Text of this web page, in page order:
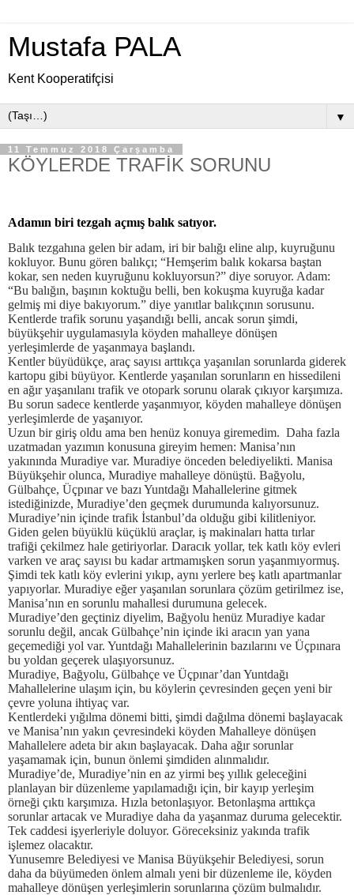
Mustafa PALA
Kent Kooperatifçisi
▼
11 Temmuz 2018 Çarşamba
KÖYLERDE TRAFİK SORUNU
Adamın biri tezgah açmış balık satıyor.
Balık tezgahına gelen bir adam, iri bir balığı eline alıp, kuyruğunu
kokluyor. Bunu gören balıkçı; “Hemşerim balık kokarsa baştan
kokar, sen neden kuyruğunu kokluyorsun?” diye soruyor. Adam:
“Bu balığın, başının koktuğu belli, ben kokuşma kuyruğa kadar
gelmiş mi diye bakıyorum.” diye yanıtlar balıkçının sorusunu.
Kentlerde trafik sorunu yaşandığı belli, ancak sorun şimdi,
büyükşehir uygulamasıyla köyden mahalleye dönüşen
yerleşimlerde de yaşanmaya başlandı.
Kentler büyüdükçe, araç sayısı arttıkça yaşanılan sorunlarda giderek
kartopu gibi büyüyor. Kentlerde yaşanılan sorunların en hissedileni
en ağır yaşanılanı trafik ve otopark sorunu olarak çıkıyor karşımıza.
Bu sorun sadece kentlerde yaşanmıyor, köyden mahalleye dönüşen
yerleşimlerde de yaşanıyor.
Uzun bir giriş oldu ama ben henüz konuya giremedim. Daha fazla
uzatmadan yazımın konusuna gireyim hemen: Manisa’nın
yakınında Muradiye var. Muradiye önceden belediyelikti. Manisa
Büyükşehir olunca, Muradiye mahalleye dönüştü. Bağyolu,
Gülbahçe, Üçpınar ve bazı Yuntdağı Mahallelerine gitmek
istediğinizde, Muradiye’den geçmek durumunda kalıyorsunuz.
Muradiye’nin içinde trafik İstanbul’da olduğu gibi kilitleniyor.
Giden gelen büyüklü küçüklü araçlar, iş makinaları hatta tırlar
trafiği çekilmez hale getiriyorlar. Daracık yollar, tek katlı köy evleri
varken ve araç sayısı bu kadar artmamışken sorun yaşanmıyormuş.
Şimdi tek katlı köy evlerini yıkıp, aynı yerlere beş katlı apartmanlar
yapıyorlar. Muradiye eğer yaşanılan sorunlara çözüm getirilmez ise,
Manisa’nın en sorunlu mahallesi durumuna gelecek.
Muradiye’den geçtiniz diyelim, Bağyolu henüz Muradiye kadar
sorunlu değil, ancak Gülbahçe’nin içinde iki aracın yan yana
geçemediği yol var. Yuntdağı Mahallelerinin bazılarını ve Üçpınara
bu yoldan geçerek ulaşıyorsunuz.
Muradiye, Bağyolu, Gülbahçe ve Üçpınar’dan Yuntdağı
Mahallelerine ulaşım için, bu köylerin çevresinden geçen yeni bir
çevre yoluna ihtiyaç var.
Kentlerdeki yığılma dönemi bitti, şimdi dağılma dönemi başlayacak
ve Manisa’nın yakın çevresindeki köyden Mahalleye dönüşen
Mahallelere adeta bir akın başlayacak. Daha ağır sorunlar
yaşamamak için, bunun önlemi şimdiden alınmalıdır.
Muradiye’de, Muradiye’nin en az yirmi beş yıllık geleceğini
planlayan bir düzenleme yapılamadığı için, bir kayıp yerleşim
örneği çıktı karşımıza. Hızla betonlaşıyor. Betonlaşma arttıkça
sorunlar artacak ve Muradiye daha da yaşanmaz duruma gelecektir.
Tek caddesi işyerleriyle doluyor. Göreceksiniz yakında trafik
işlemez olacaktır.
Yunusemre Belediyesi ve Manisa Büyükşehir Belediyesi, sorun
daha da büyümeden önlem almalı yeni bir düzenleme ile, köyden
mahalleye dönüşen yerleşimlerin sorunlarına çözüm bulmalıdır.